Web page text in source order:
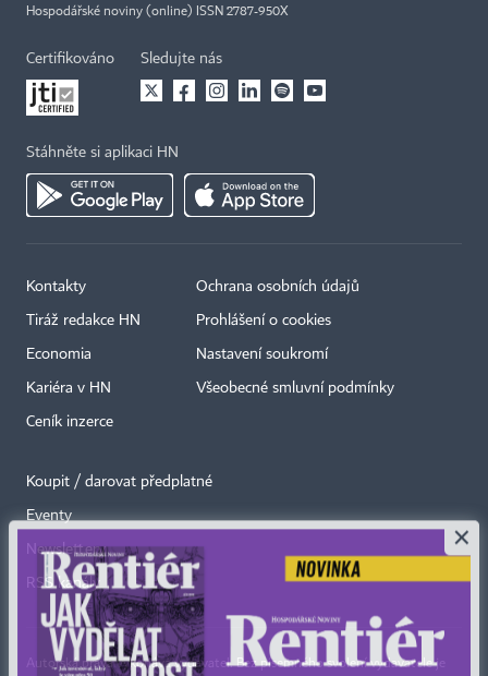
Hospodářské noviny (online) ISSN 2787-950X
Certifikováno Sledujte nás
Stáhněte si aplikaci HN
Kontakty
Tiráž redakce HN
Economia
Kariéra v HN
Ceník inzerce
Ochrana osobních údajů
Prohlášení o cookies
Nastavení soukromí
Všeobecné smluvní podmínky
Koupit / darovat předplatné
Eventy
Newslettery
RSS kanály
Autorská práva vykonává vydavatel. Bez písemného svolení vydavatele je
×